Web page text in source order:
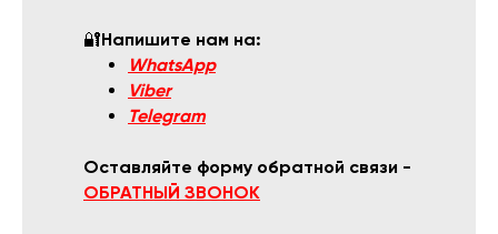
🔐Напишите нам на:
WhatsApp
Viber
Telegram
Оставляйте форму обратной связи -
ОБРАТНЫЙ ЗВОНОК